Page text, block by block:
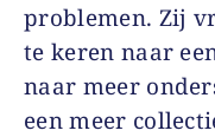
problemen. Zij
te keren naar
naar meer
een meer